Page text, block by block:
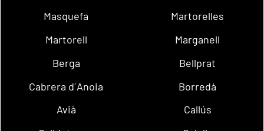
Masquefa
Martorelles
Martorell
Marganell
Berga
Bellprat
Cabrera d´Anoia
Borredà
Avià
Callús